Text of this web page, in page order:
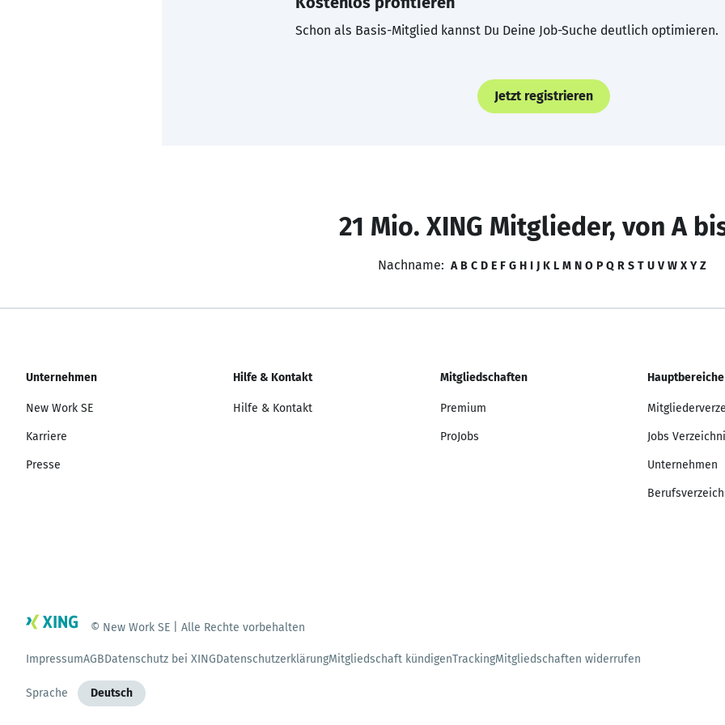
Schon als Basis-Mitglied kannst Du Deine Job-Suche deutlich optimieren.
Jetzt registrieren
21 Mio. XING Mitglieder, von A
Nachname: A B C D E F G H I J K L M N O P Q R S T U V W X Y Z
Unternehmen
New Work SE
Karriere
Presse
Hilfe & Kontakt
Hilfe & Kontakt
Mitgliedschaften
Premium
ProJobs
Hauptbereiche
Jobs
Unternehmen
© New Work SE | Alle Rechte vorbehalten
ImpressumAGBDatenschutz bei XINGDatenschutzerklärungMitgliedschaft kündigenTrackingMitgliedschaften widerrufen
Sprache Deutsch